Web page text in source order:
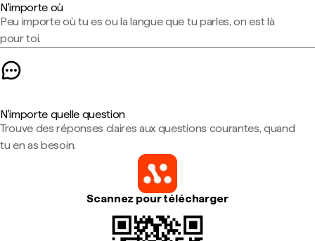
N'importe où
Peu importe où tu es ou la langue que tu parles, on est là
pour toi.
N'importe quelle question
Trouve des réponses claires aux questions courantes, quand
tu en as besoin.
Scannez pour télécharger